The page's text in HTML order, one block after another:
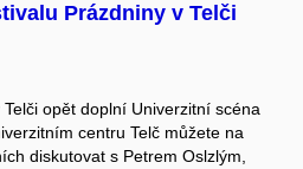
Prázdniny v Telči
opět doplní Univerzitní scéna
centru Telč můžete na
diskutovat s Petrem Oslzlým,